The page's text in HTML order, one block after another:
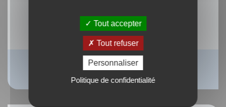
Grand traité des cucurbitacées
Mireille Gayet
Tout accepter
Tout refuser
Personnaliser
Politique de confidentialité